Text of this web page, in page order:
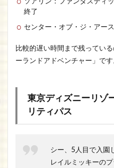
ソアリン：ファンタスティ
終了
センター・オブ・ジ・アー
比較的遅い時間まで残ってい
ーランドアドベンチャー」です
東京ディズニーリゾ
リティパス
シー、5人目で入園
レイルミッキーの